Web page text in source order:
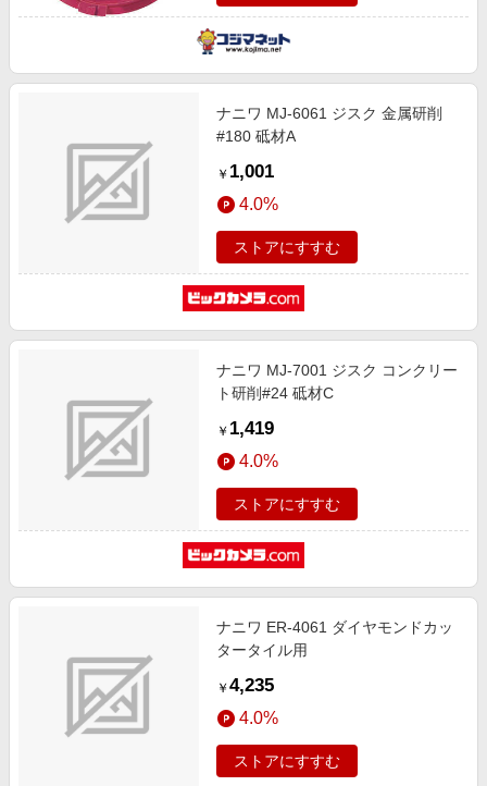
ナニワ MJ-6061 ジスク 金属研削
#180 砥材A
￥ 1,001
4.0%
ストアにすすむ
ナニワ MJ-7001 ジスク コンクリー
ト研削#24 砥材C
￥ 1,419
4.0%
ストアにすすむ
ナニワ ER-4061 ダイヤモンドカッ
タータイル用
￥ 4,235
4.0%
ストアにすすむ